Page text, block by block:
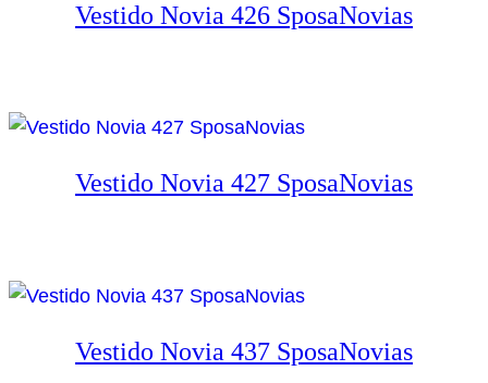
Vestido Novia 426 SposaNovias
Vestido Novia 427 SposaNovias
Vestido Novia 437 SposaNovias